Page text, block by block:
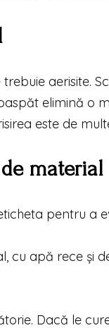
aerisite.
elimină o
este de
material
pentru a
cu apă rece și
Dacă le